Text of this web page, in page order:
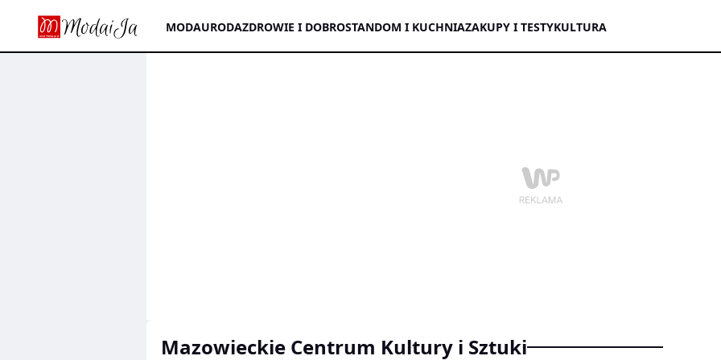
MODAURODAZDROWIE I DOBROSTANDOM I KUCHNIAZAKUPY I TESTYKULTURA
Mazowieckie Centrum Kultury i Sztuki